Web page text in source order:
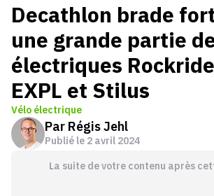
Decathlon brade
une grande partie
électriques
EXPL et Stilus
Vélo électrique
Par Régis Jehl
Publié le 2 avril 2024
La suite de votre contenu après